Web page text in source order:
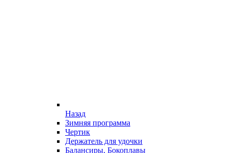
Назад
Зимняя программа
Чертик
Держатель для удочки
Балансиры, Бокоплавы